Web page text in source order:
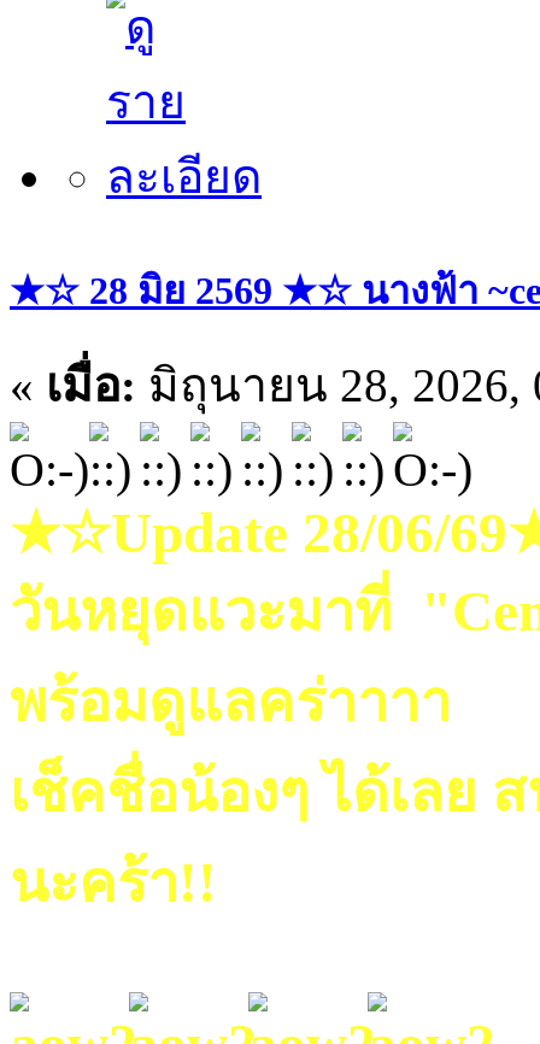
★☆ 28 มิย 2569 ★☆ นางฟ้า
« เมื่อ: มิถุนายน 28, 2026,
★☆Update 28/06/
วันหยุดแวะมาที่
พร้อมดูแลคร่าาาา
เช็คชื่อน้องๆ ได้เลย
นะคร้า!!